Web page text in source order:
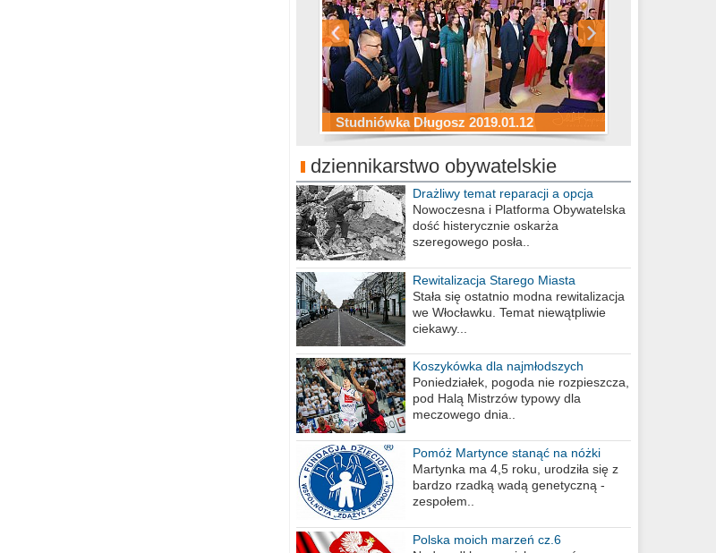
Studniówka Długosz 2019.01.12
ZS Budowlanych 2019.01.12
Studniówka LZK 2019.01.11
dziennikarstwo obywatelskie
Drażliwy temat reparacji a opcja
berlińska
Nowoczesna i Platforma Obywatelska
dość histerycznie oskarża
szeregowego posła..
Rewitalizacja Starego Miasta
Stała się ostatnio modna rewitalizacja
we Włocławku. Temat niewątpliwie
ciekawy...
Koszykówka dla najmłodszych
Poniedziałek, pogoda nie rozpieszcza,
pod Halą Mistrzów typowy dla
meczowego dnia..
Pomóż Martynce stanąć na nóżki
Martynka ma 4,5 roku, urodziła się z
bardzo rzadką wadą genetyczną -
zespołem..
Polska moich marzeń cz.6